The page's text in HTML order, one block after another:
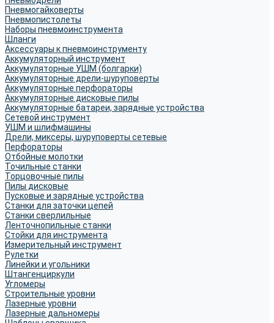
Пневмогайковерты
Пневмопистолеты
Наборы пневмоинструмента
Шланги
Аксессуары к пневмоинструменту
Аккумуляторный инструмент
Аккумуляторные УШМ (болгарки)
Аккумуляторные дрели-шуруповерты
Аккумуляторные перфораторы
Аккумуляторные дисковые пилы
Аккумуляторные батареи, зарядные устройства
Сетевой инструмент
УШМ и шлифмашины
Дрели, миксеры, шуруповерты сетевые
Перфораторы
Отбойные молотки
Точильные станки
Торцовочные пилы
Пилы дисковые
Пусковые и зарядные устройства
Станки для заточки цепей
Станки сверлильные
Ленточнопильные станки
Стойки для инструмента
Измерительный инструмент
Рулетки
Линейки и угольники
Штангенциркули
Угломеры
Строительные уровни
Лазерные уровни
Лазерные дальномеры